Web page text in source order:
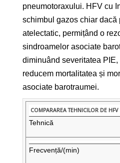
pneumotoraxului. HFV cu
schimbul gazos chiar dacă
atelectatic, permițând o
sindroamelor asociate
diminuând severitatea
reducem mortalitatea și
asociate barotraumei.
Tehnică
Frecvență/(min)